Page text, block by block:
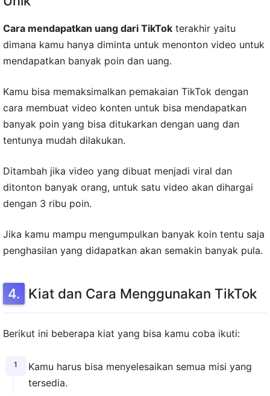
Cara mendapatkan uang dari TikTok terakhir yaitu
dimana kamu hanya diminta untuk menonton video untuk
mendapatkan banyak poin dan uang.
Kamu bisa memaksimalkan pemakaian TikTok dengan
cara membuat video konten untuk bisa mendapatkan
banyak poin yang bisa ditukarkan dengan uang dan
tentunya mudah dilakukan.
Ditambah jika video yang dibuat menjadi viral dan
ditonton banyak orang, untuk satu video akan dihargai
dengan 3 ribu poin.
Jika kamu mampu mengumpulkan banyak koin tentu saja
penghasilan yang didapatkan akan semakin banyak pula.
Kiat dan Cara Menggunakan TikTok
Berikut ini beberapa kiat yang bisa kamu coba ikuti:
Kamu harus bisa menyelesaikan semua misi yang
tersedia.